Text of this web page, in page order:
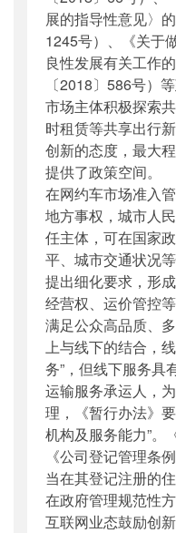
展的指导性意见〉
1245号）、《关于
良性发展有关工作
〔2018〕586号）
市场主体积极探索
时租赁等共享出行
创新的态度，最大
提供了政策空间。
在网约车市场准入
地方事权，城市人
任主体，可在国家
平、城市交通状况
提出细化要求，形
经营权、运价管控
满足公众高品质、
上与线下的结合，
务”，但线下服务具
运输服务承运人，
理，《暂行办法》
机构及服务能力”。
《公司登记管理条
当在其登记注册的
在政府管理规范性
互联网业态鼓励创